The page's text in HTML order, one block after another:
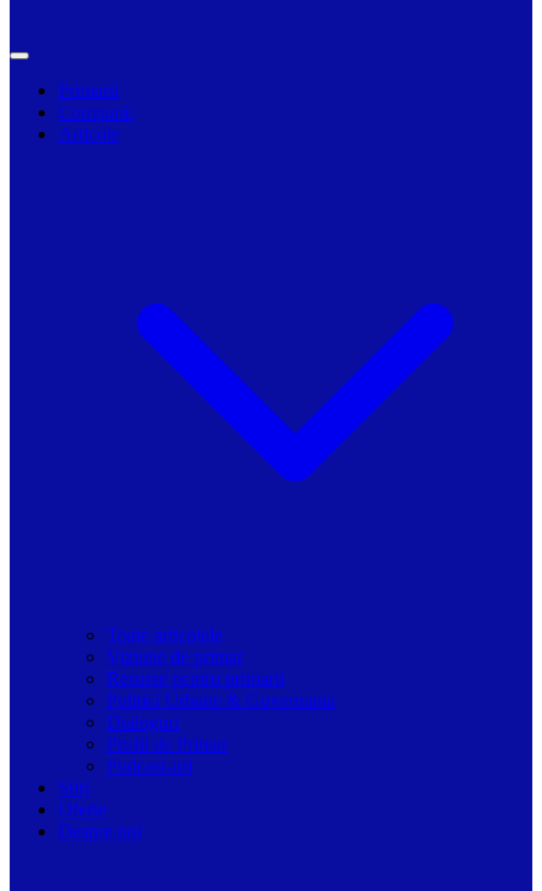
Primarii
Companii
Articole
Toate articolele
Viziune de primar
Resurse pentru primarii
Politici Urbane & Guvernanta
Dialoguri
Profil de Primar
Podcast-uri
Stiri
Oferte
Despre noi